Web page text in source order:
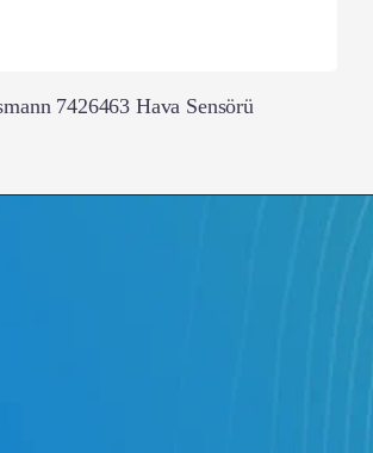
7426463 Hava Sensörü